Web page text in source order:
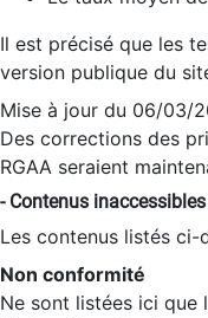
Il est précisé que les
version publique du
Mise à jour du 06/03/
Des corrections des
RGAA seraient
- Contenus inaccessibles
Les contenus listés ci-
Non conformité
Ne sont listées ici que